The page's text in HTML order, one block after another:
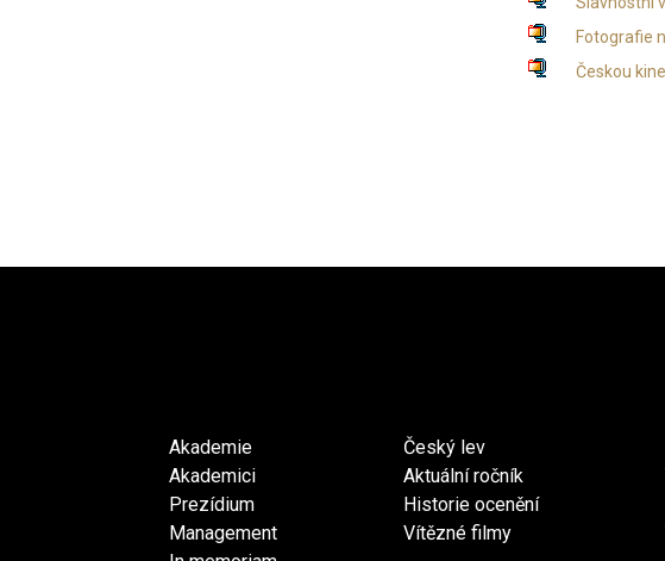
Fotografie
Českou
Akademie
Akademici
Prezídium
Management
Český lev
Aktuální ročník
Historie ocenění
Vítězné filmy